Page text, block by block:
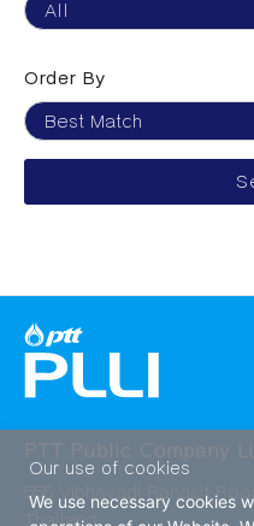
Order By
PTT Public Company
555 Vibhavadi Rangsit
Thailand
Our use of cookies
We use necessary cookies